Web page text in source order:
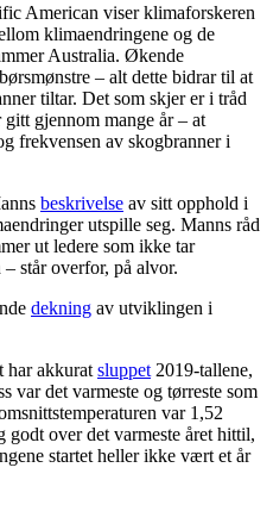
American viser klimaforskeren
klimaendringene og de
Australia. Økende
– alt dette bidrar til at
tiltar. Det som skjer er i tråd
gjennom mange år – at
frekvensen av skogbranner i
beskrivelse av sitt opphold i
utspille seg. Manns råd
ut ledere som ikke tar
står overfor, på alvor.
dekning av utviklingen i
har akkurat sluppet 2019-tallene,
var det varmeste og tørreste som
var 1,52
godt over det varmeste året hittil,
startet heller ikke vært et år